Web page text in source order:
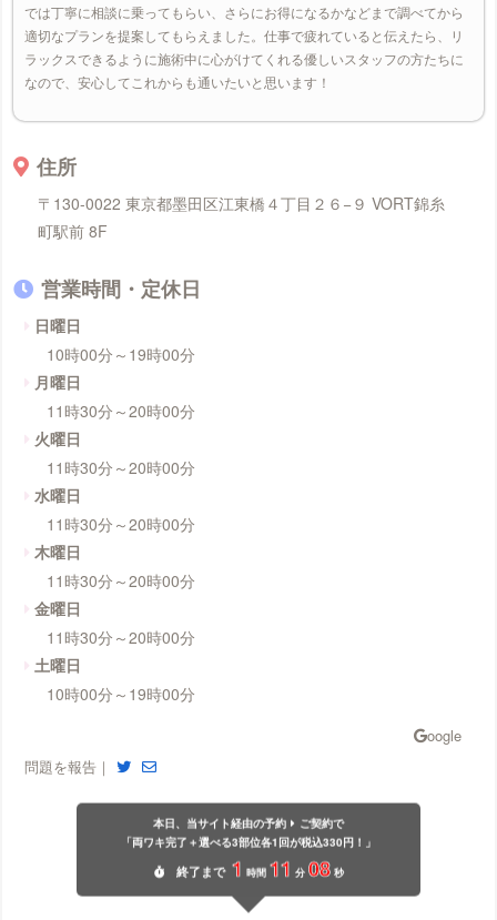
では丁寧に相談に乗ってもらい、さらにお得になるかなどまで調べてから
適切なプランを提案してもらえました。仕事で疲れていると伝えたら、リ
ラックスできるように施術中に心がけてくれる優しいスタッフの方たちに
なので、安心してこれからも通いたいと思います！
住所
〒130-0022 東京都墨田区江東橋４丁目２６−９ VORT錦糸
町駅前 8F
営業時間・定休日
日曜日
10時00分～19時00分
月曜日
11時30分～20時00分
火曜日
11時30分～20時00分
水曜日
11時30分～20時00分
木曜日
11時30分～20時00分
金曜日
11時30分～20時00分
土曜日
10時00分～19時00分
問題を報告｜
本日、当サイト経由の予約
ご契約で
「両ワキ完了＋選べる3部位各1回が税込330円！」
終了 まで 1 時間 11 分 07 秒